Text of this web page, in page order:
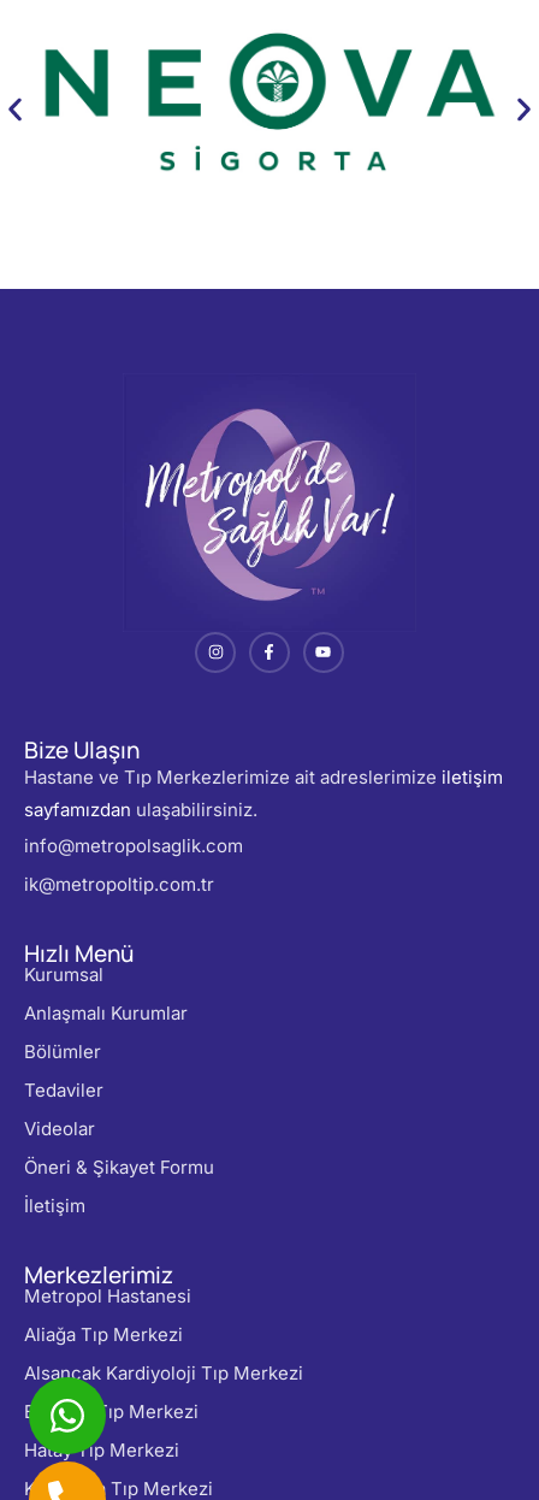
Bize Ulaşın
Hastane ve Tıp Merkezlerimize ait adreslerimize iletişim
sayfamızdan ulaşabilirsiniz.
info@metropolsaglik.com
ik@metropoltip.com.tr
Hızlı Menü
Kurumsal
Anlaşmalı Kurumlar
Bölümler
Tedaviler
Videolar
Öneri & Şikayet Formu
İletişim
Merkezlerimiz
Metropol Hastanesi
Aliağa Tıp Merkezi
Alsancak Kardiyoloji Tıp Merkezi
Balçova Tıp Merkezi
Hatay Tıp Merkezi
Karşıyaka Tıp Merkezi